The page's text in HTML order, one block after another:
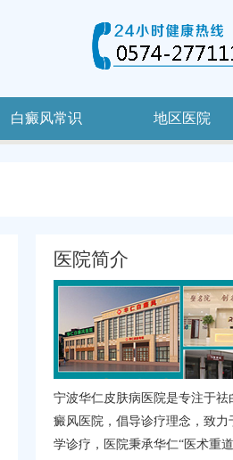
白癜风常识 地区医院
医院简介
宁波华仁皮肤病医院是专注于祛
癜风医院，倡导诊疗理念，致力
学诊疗，医院秉承华仁“医术重